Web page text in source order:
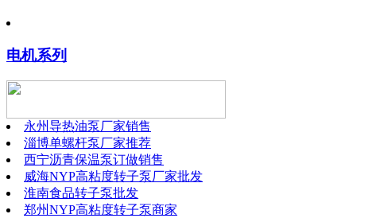
电机系列
永州导热油泵厂家销售
淄博单螺杆泵厂家推荐
西宁沥青保温泵订做销售
威海NYP高粘度转子泵厂家批发
淮南食品转子泵批发
郑州NYP高粘度转子泵商家